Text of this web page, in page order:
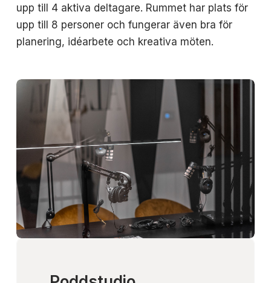
upp till 4 aktiva deltagare. Rummet har plats för
upp till 8 personer och fungerar även bra för
planering, idéarbete och kreativa möten.